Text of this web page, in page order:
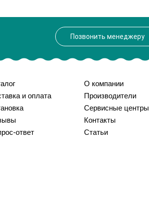
Позвонить менеджеру
и оплата
ответ
О компании
Производители
Сервисные центры
Контакты
Статьи